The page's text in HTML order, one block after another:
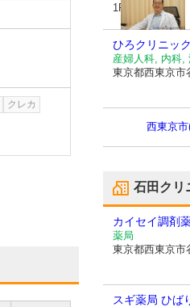
クレカ
1F
ひろクリニック
産婦人科, 内科,
東京都西東京市
西東京
石田クリ
カイセイ調剤
薬局
東京都西東京市
スギ薬局 ひば